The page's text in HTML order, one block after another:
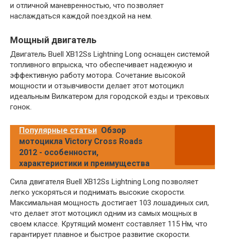
и отличной маневренностью, что позволяет
наслаждаться каждой поездкой на нем.
Мощный двигатель
Двигатель Buell XB12Ss Lightning Long оснащен системой
топливного впрыска, что обеспечивает надежную и
эффективную работу мотора. Сочетание высокой
мощности и отзывчивости делает этот мотоцикл
идеальным Вилкатером для городской езды и трековых
гонок.
Популярные статьи Обзор
мотоцикла Victory Cross Roads
2012 - особенности,
характеристики и преимущества
Сила двигателя Buell XB12Ss Lightning Long позволяет
легко ускоряться и поднимать высокие скорости.
Максимальная мощность достигает 103 лошадиных сил,
что делает этот мотоцикл одним из самых мощных в
своем классе. Крутящий момент составляет 115 Нм, что
гарантирует плавное и быстрое развитие скорости.